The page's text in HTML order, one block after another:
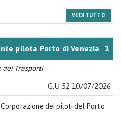
VEDI TUTTO
pilota Porto di Venezia 1
Trasporti
G.U.52 10/07/2026
dei piloti del Porto